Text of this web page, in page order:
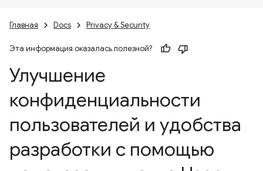
Главная Docs Privacy & Security
Эта информация оказалась полезной?
Улучшение
конфиденциальности
пользователей и удобства
разработки с помощью